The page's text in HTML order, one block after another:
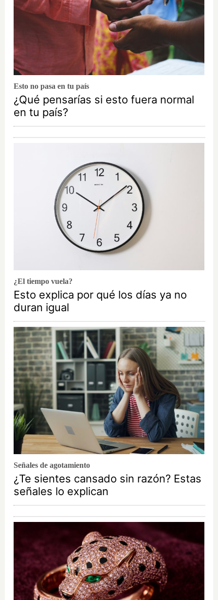
Esto no pasa en tu país
¿Qué pensarías si esto fuera normal
en tu país?
¿El tiempo vuela?
Esto explica por qué los días ya no
duran igual
Señales de agotamiento
¿Te sientes cansado sin razón? Estas
señales lo explican